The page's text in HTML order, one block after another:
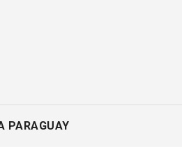
PARAGUAY